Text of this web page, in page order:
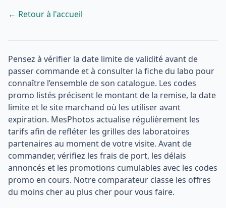
← Retour à l'accueil
Pensez à vérifier la date limite de validité avant de
passer commande et à consulter la fiche du labo pour
connaître l’ensemble de son catalogue. Les codes
promo listés précisent le montant de la remise, la date
limite et le site marchand où les utiliser avant
expiration. MesPhotos actualise régulièrement les
tarifs afin de refléter les grilles des laboratoires
partenaires au moment de votre visite. Avant de
commander, vérifiez les frais de port, les délais
annoncés et les promotions cumulables avec les codes
promo en cours. Notre comparateur classe les offres
du moins cher au plus cher pour vous faire.